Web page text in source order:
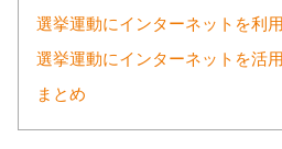
選挙運動にインターネットを利
選挙運動にインターネットを活
まとめ